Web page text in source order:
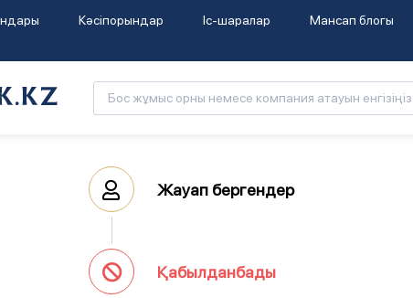
Кәсіпорындар Іс-шаралар Мансап блогы
Жауап бергендер
Қабылданбады